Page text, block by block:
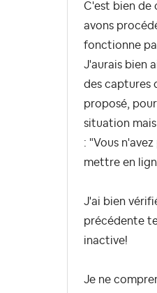
C'est bien de
avons
fonctionne
J'aurais bien
des captures
proposé,
situation
: "Vous
mettre en
J'ai bien
précédente
inactive!
Je ne